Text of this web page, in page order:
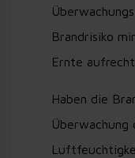
Brandrisiko
Ernte
Haben die
Überwachung